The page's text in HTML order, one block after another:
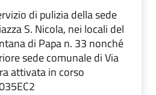
di pulizia della sede
S. Nicola, nei locali del
di Papa n. 33 nonché
sede comunale di Via
attivata in corso